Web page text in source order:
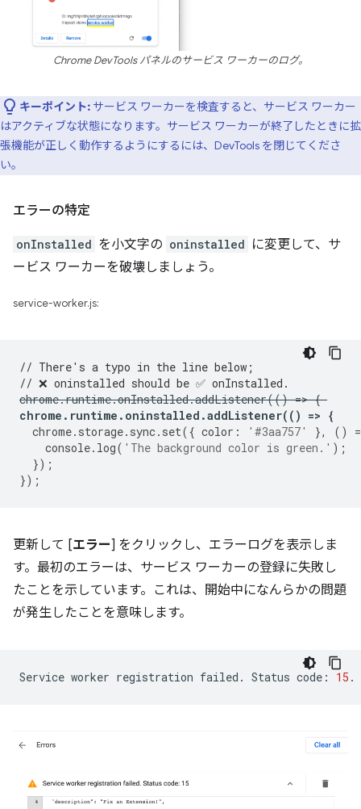
Chrome DevTools パネルのサービス ワーカーのログ。
キーポイント: サービス ワーカーを検査すると、サービス ワーカー
はアクティブな状態になります。サービス ワーカーが終了したときに拡
張機能が正しく動作するようにするには、DevTools を閉じてくださ
い。
エラーの特定
onInstalled を小文字の oninstalled に変更して、サ
ービス ワーカーを破壊しましょう。
service-worker.js:
// There's a typo in the line below;
// ❌ oninstalled should be ✅ onInstalled.
chrome.runtime.onInstalled.addListener(() => {
chrome . runtime . oninstalled .addListener(() => {
chrome. storage. sync. set({ color : '#3aa757' }, ()
=
console. log( 'The background color is green.' );
});
});
更新して [エラー] をクリックし、エラーログを表示しま
す。最初のエラーは、サービス ワーカーの登録に失敗し
たことを示しています。これは、開始中になんらかの問題
が発生したことを意味します。
Service worker registration failed. Status code: 15